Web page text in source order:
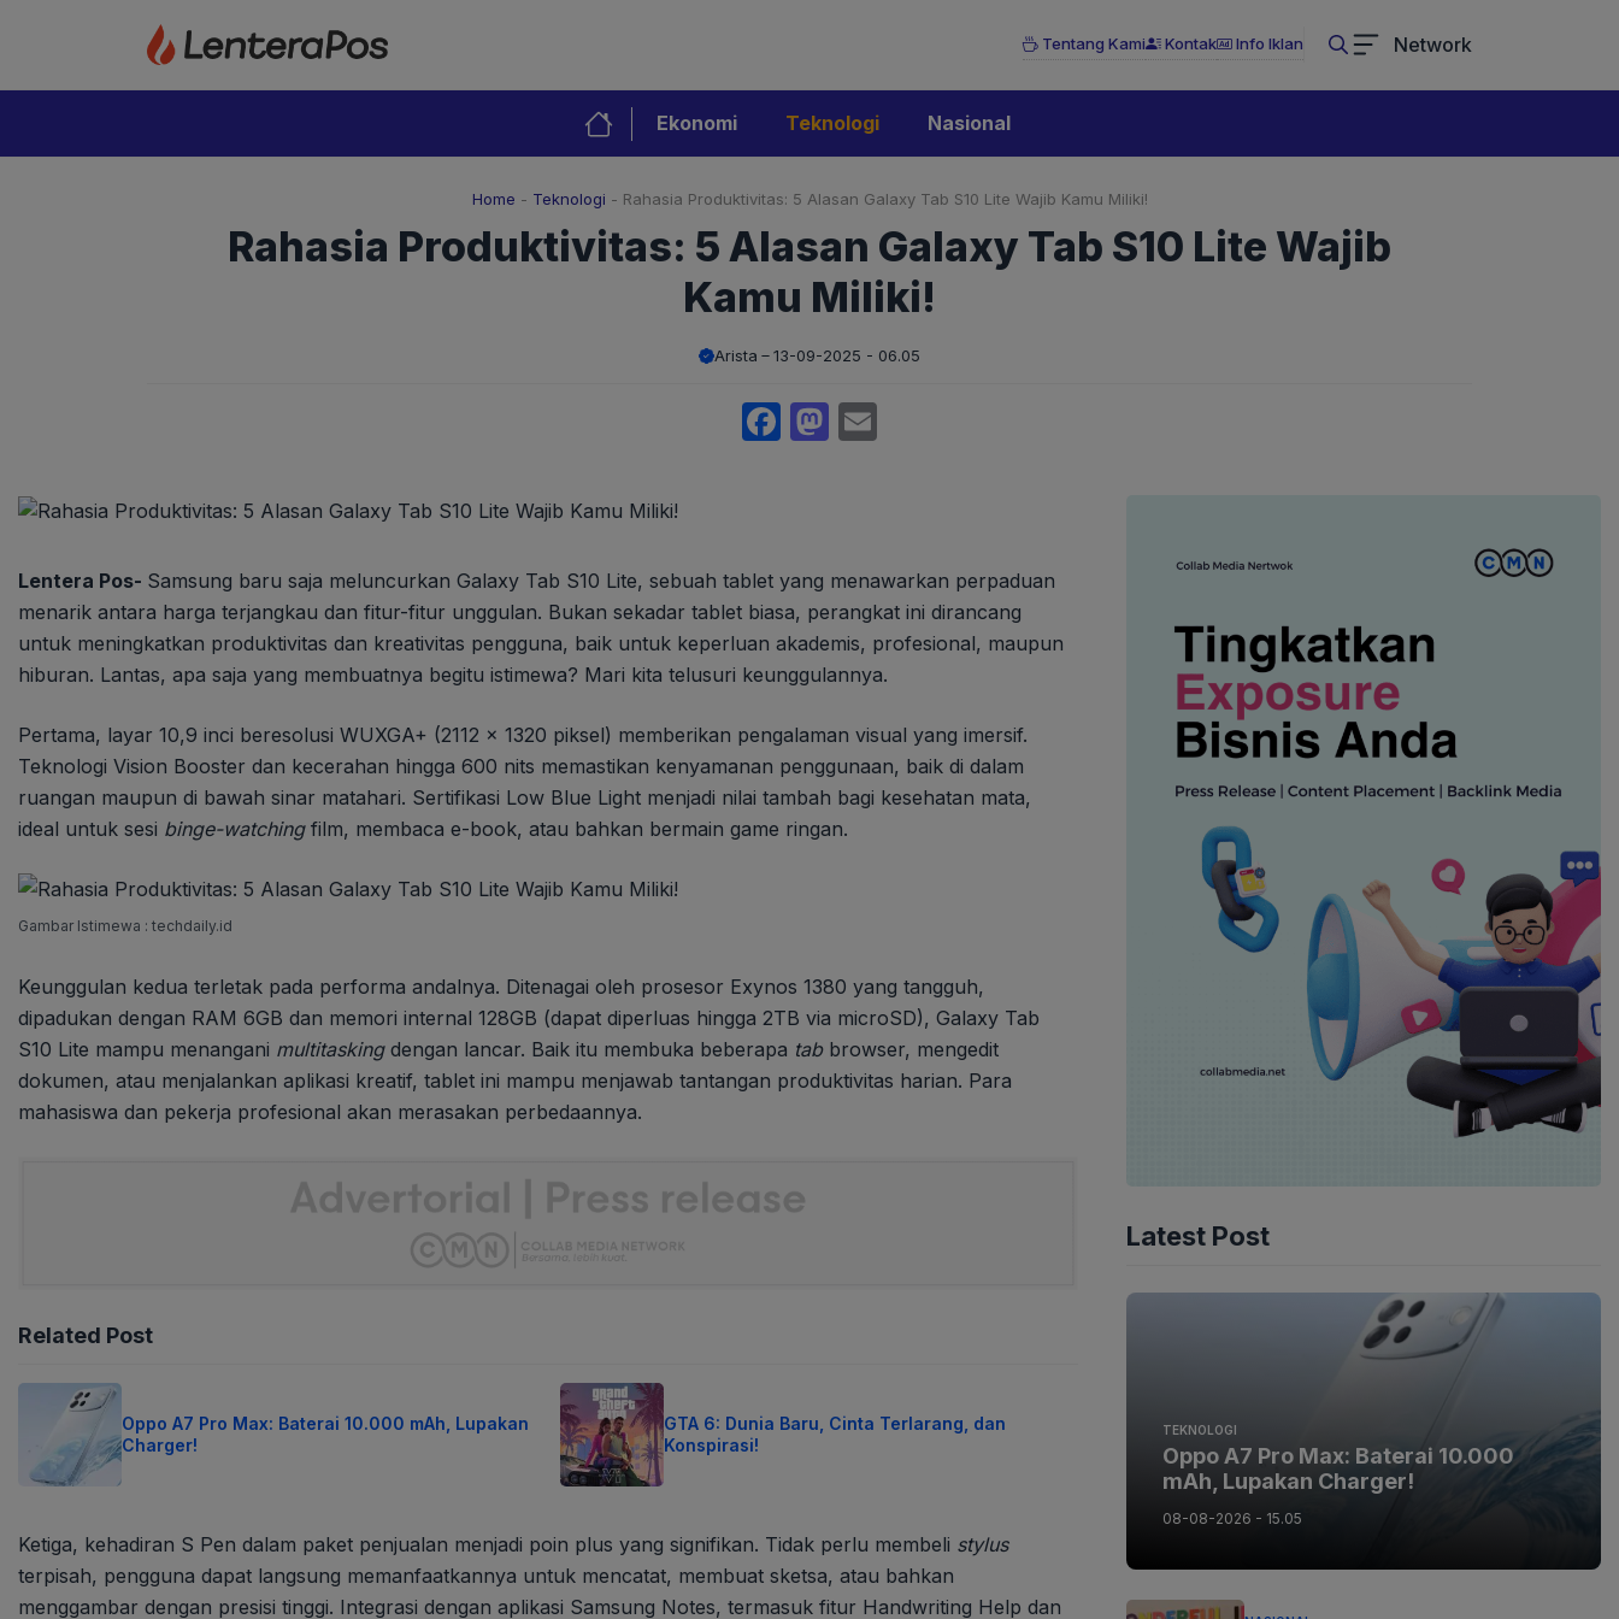
Tentang Kami Kontak Info Iklan Network
Ekonomi Teknologi Nasional
Home - Teknologi - Rahasia Produktivitas: 5 Alasan Galaxy Tab S10 Lite Wajib Kamu Miliki!
Rahasia Produktivitas: 5 Alasan Galaxy Tab S10 Lite Wajib
Kamu Miliki!
Arista 13-09-2025 - 06.05
Facebook
Mastodon
Lentera Pos- Samsung baru saja meluncurkan Galaxy Tab S10 Lite, sebuah tablet yang menawarkan perpaduan
menarik antara harga terjangkau dan fitur-fitur unggulan. Bukan sekadar tablet biasa, perangkat ini dirancang
untuk meningkatkan produktivitas dan kreativitas pengguna, baik untuk keperluan akademis, profesional, maupun
hiburan. Lantas, apa saja yang membuatnya begitu istimewa? Mari kita telusuri keunggulannya.
Pertama, layar 10,9 inci beresolusi WUXGA+ (2112 x 1320 piksel) memberikan pengalaman visual yang imersif.
Teknologi Vision Booster dan kecerahan hingga 600 nits memastikan kenyamanan penggunaan, baik di dalam
ruangan maupun di bawah sinar matahari. Sertifikasi Low Blue Light menjadi nilai tambah bagi kesehatan mata,
ideal untuk sesi binge-watchingfilm, membaca e-book, atau bahkan bermain game ringan.
Gambar Istimewa : techdaily.id
Keunggulan kedua terletak pada performa andalnya. Ditenagai oleh prosesor Exynos 1380 yang tangguh,
dipadukan dengan RAM 6GB dan memori internal 128GB (dapat diperluas hingga 2TB via microSD), Galaxy Tab
S10 Lite mampu menangani multitaskingdengan lancar. Baik itu membuka beberapa tabbrowser, mengedit
dokumen, atau menjalankan aplikasi kreatif, tablet ini mampu menjawab tantangan produktivitas harian. Para
mahasiswa dan pekerja profesional akan merasakan perbedaannya.
Related Post
Oppo A7 Pro Max: Baterai 10.000 mAh, Lupakan
Charger!
GTA 6: Dunia Baru, Cinta Terlarang, dan
Konspirasi!
Ketiga, kehadiran S Pen dalam paket penjualan menjadi poin plus yang signifikan. Tidak perlu membeli stylus
terpisah, pengguna dapat langsung memanfaatkannya untuk mencatat, membuat sketsa, atau bahkan
menggambar dengan presisi tinggi. Integrasi dengan aplikasi Samsung Notes, termasuk fitur Handwriting Help dan
Latest Post
TEKNOLOGI
Oppo A7 Pro Max: Baterai 10.000
mAh, Lupakan Charger!
08-08-2026 - 15.05